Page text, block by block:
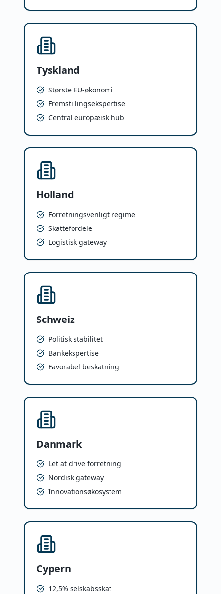
Tyskland
Største EU-økonomi
Fremstillingsekspertise
Central europæisk hub
Holland
Forretningsvenligt regime
Skattefordele
Logistisk gateway
Schweiz
Politisk stabilitet
Bankekspertise
Favorabel beskatning
Danmark
Let at drive forretning
Nordisk gateway
Innovationsøkosystem
Cypern
12,5% selskabsskat